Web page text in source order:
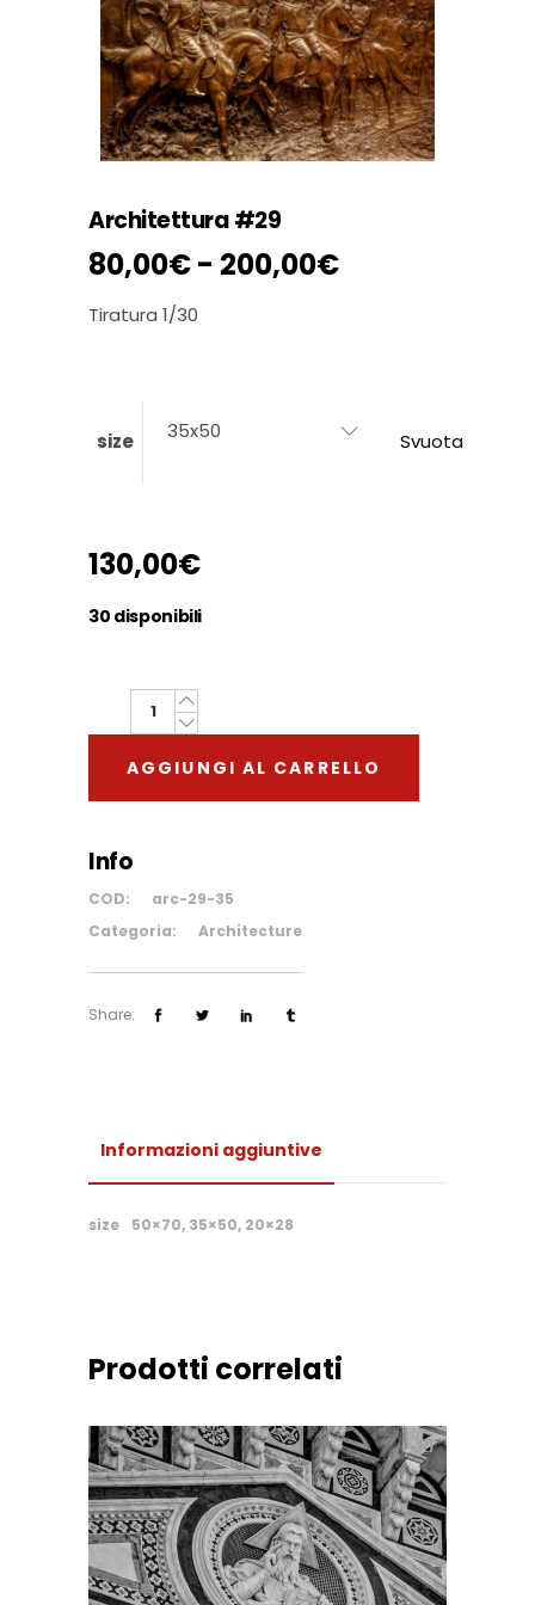
Architettura #29
80,00€- 200,00€Fascia
200,00€
Tiratura 1/30
size 35x50 Svuota
130,00€
30 disponibili
Architettura
#29
quantity
AGGIUNGI AL CARRELLO
Info
COD:
arc-29-35
Categoria:
Architecture
Share:
Informazioni aggiuntive
size 50×70, 35×50, 20×28
Prodotti correlati